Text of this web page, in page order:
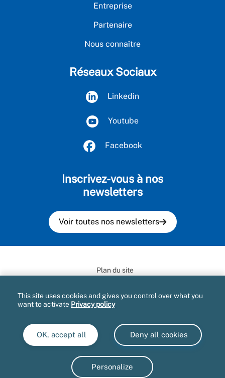
Entreprise
Partenaire
Nous connaître
Réseaux Sociaux
Linkedin
Youtube
Facebook
Inscrivez-vous à nos
newsletters
Voir toutes nos newsletters
Plan du site
Informatique et libertés
Accessibilité : partiellement conforme
Marché publics
Gestion des cookies
This site uses cookies and gives you control over what you
want to activate Privacy policy
OK, accept all Deny all cookies
Personalize